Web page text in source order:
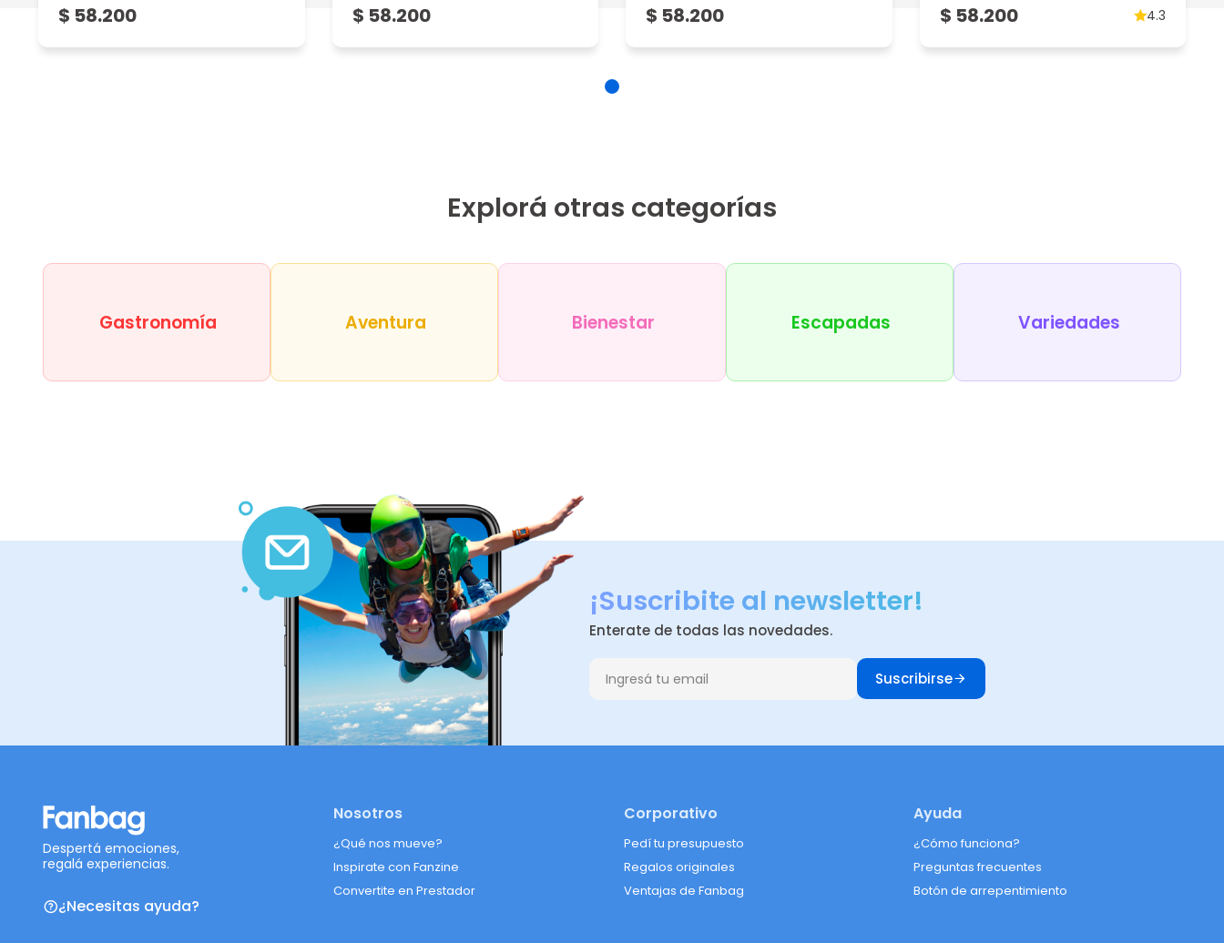
$ 58.200 $ 58.200 $ 58.200 $ 58.200 4.3
Explorá otras categorías
Gastronomía Aventura Bienestar Escapadas Variedades
¡Suscribite al newsletter!
Enterate de todas las novedades.
Suscribirse
Despertá emociones,
regalá experiencias.
¿Necesitas ayuda?
Nosotros
¿Qué nos mueve?
Inspirate con Fanzine
Convertite en Prestador
Corporativo
Pedí tu presupuesto
Regalos originales
Ventajas de Fanbag
Ayuda
¿Cómo funciona?
Preguntas frecuentes
Botón de arrepentimiento